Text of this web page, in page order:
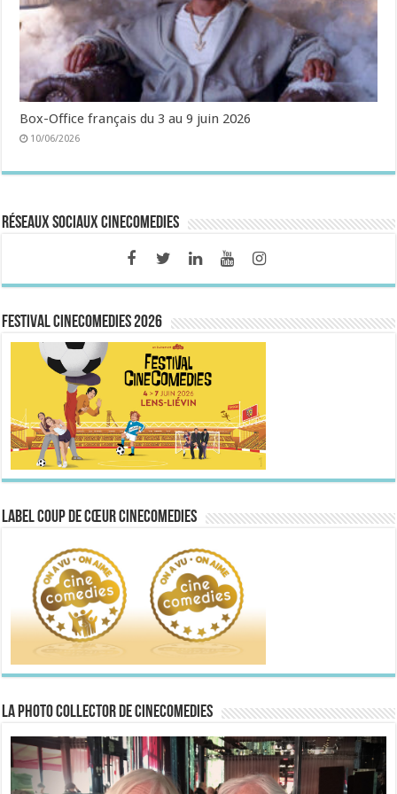
Box-Office français du 3 au 9 juin 2026
10/06/2026
Réseaux sociaux CineComedies
FESTIVAL CINECOMEDIES 2026
Label Coup de Cœur CineComedies
La Photo collector de CineComedies